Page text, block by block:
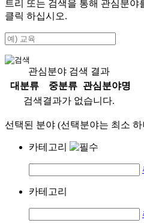
트리 또는 검색을 통해 관심분야
클릭 하십시오.
관심분야 검색 결과
대분류
중분류
관심분야명
검색결과가 없습니다.
선택된 분야 (선택분야는 최소
카테고리
카테고리